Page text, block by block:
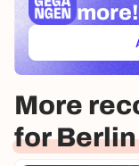
more!
More
for Berlin